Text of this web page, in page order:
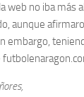
web no iba más
aunque
embargo,